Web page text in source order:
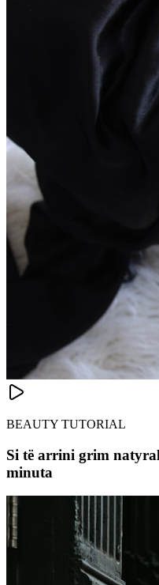
BEAUTY TUTORIAL
Si të arrini grim
minuta